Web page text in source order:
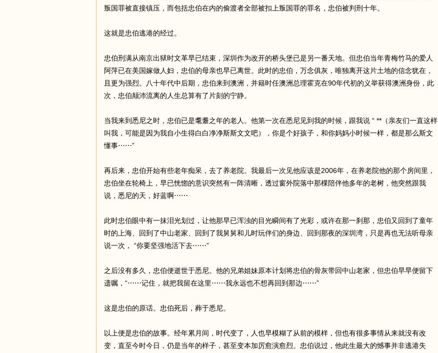
叛国罪被直接镇压，而包括忠伯在内的偷渡者全部被扣上叛国罪的罪名，忠伯被判刑十年。
这就是忠伯逃港的经过。
忠伯刑满从南京出狱时文革早已结束，深圳作为改开的桥头堡已是另一番天地。但忠伯当年青梅竹马的爱人
阿萍已在美国嫁做人妇，忠伯的母亲也早已离世。此时的忠伯，万念俱灰，唯独离开这片土地的信念犹在，
且更为强烈。八十年代中后期，忠伯来到澳洲，并籍时任澳洲总理霍克在90年代初的义举获得澳洲身份，此
次，忠伯颠沛流离的人生总算有了片刻的宁静。
当我来到悉尼之时，忠伯已是耄耋之年的老人。他第一次在悉尼见到我的时候，跟我说 “ **（亲友们一直这样
叫我，可能是因为我自小生得白白净净斯斯文文吧），你是个好孩子，和你妈妈小时候一样，都是那么斯文
懂事⋯⋯”
再后来，忠伯开始有些老年痴呆，去了养老院。我最后一次见他应该是2006年，在养老院他的那个房间里，
忠伯坐在轮椅上，早已恍惚的意识突然有一阵清晰，透过窗外院落中那棵陪伴他多年的老树，他突然跟我
说，悉尼的天，好蓝啊⋯⋯
此时忠伯眼中有一抹泪光划过，让他那早已浑浊的目光瞬间有了光彩，或许在那一刹那，忠伯又回到了童年
时的上海、回到了中山老家、回到了我舅舅和儿时玩伴们的身边、回到那夜的深圳湾，只是再也无法听母亲
说一次， “你要坚强地活下去⋯⋯”
之后没有多久，忠伯便逝世于悉尼。他的兄弟姐妹原本计划将忠伯的骨灰带回中山老家，但忠伯早早便留下
遗嘱，“⋯⋯记住，就把我留在这里⋯⋯我永远也不想再回到那边⋯⋯”
这是忠伯的原话。忠伯死后，葬于悉尼。
以上便是忠伯的故事。经年累月间，时代变了，人也早模糊了从前的模样，但也有很多事情从来就没有改
变，直至今时今日，仍是当年的样子，甚至变本加厉愈演愈烈。忠伯说过，他此生最大的憾事并非逃港失